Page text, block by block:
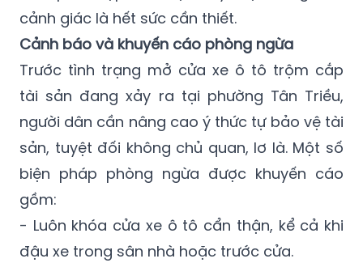
cảnh giác là hết sức cần thiết.
Cảnh báo và khuyến cáo phòng ngừa
Trước tình trạng mở cửa xe ô tô trộm cắp
tài sản đang xảy ra tại phường Tân Triều,
người dân cần nâng cao ý thức tự bảo vệ tài
sản, tuyệt đối không chủ quan, lơ là. Một số
biện pháp phòng ngừa được khuyến cáo
gồm:
- Luôn khóa cửa xe ô tô cẩn thận, kể cả khi
đậu xe trong sân nhà hoặc trước cửa.